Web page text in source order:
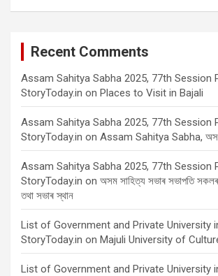
Recent Comments
Assam Sahitya Sabha 2025, 77th Session
StoryToday.in on Places to Visit in Bajali
Assam Sahitya Sabha 2025, 77th Session
StoryToday.in on Assam Sahitya Sabha, অসম
Assam Sahitya Sabha 2025, 77th Session
StoryToday.in on অসম সাহিত্য সভাৰ সভাপতি সকলৰ
তথা সভাৰ স্থান
List of Government and Private University
StoryToday.in on Majuli University of
List of Government and Private University